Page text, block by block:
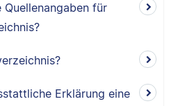
für
Erklärung eine